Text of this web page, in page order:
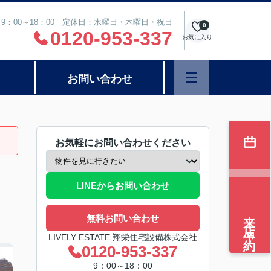
：00～18：00 定休日：水曜日・木曜日・祝日
0120-953-337 お気に入り
0
お問い合わせ
お気軽にお問い合わせください
LINEからお問い合わせ
無料お問い合わせ
LIVELY ESTATE 翔栄住宅設備株式会社
0120-953-337
9：00～18：00
来店予約